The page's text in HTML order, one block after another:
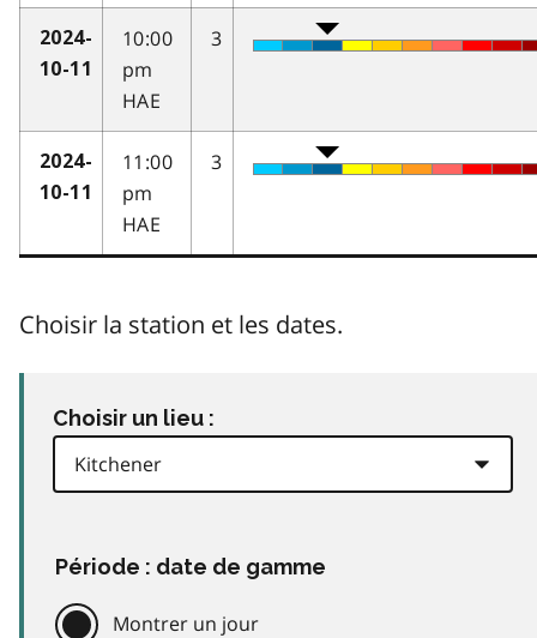
2024-
10-11
10:00
pm
HAE
3
2024-
10-11
11:00
pm
HAE
3
Choisir la station et les dates.
Choisir un lieu :
Période : date de gamme
Montrer un jour